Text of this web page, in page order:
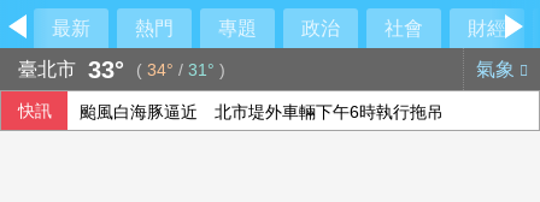
最新 熱門 專題 政治 社會
財經
臺北市 33° ( 34° / 31° ) 氣象
快訊 颱風白海豚逼近 北市堤外車輛下午6時執行拖吊